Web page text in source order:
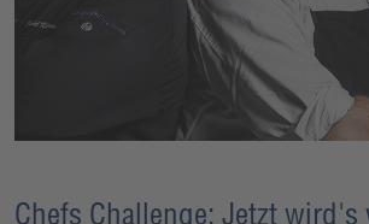
Chefs Challenge: Jetzt wird's